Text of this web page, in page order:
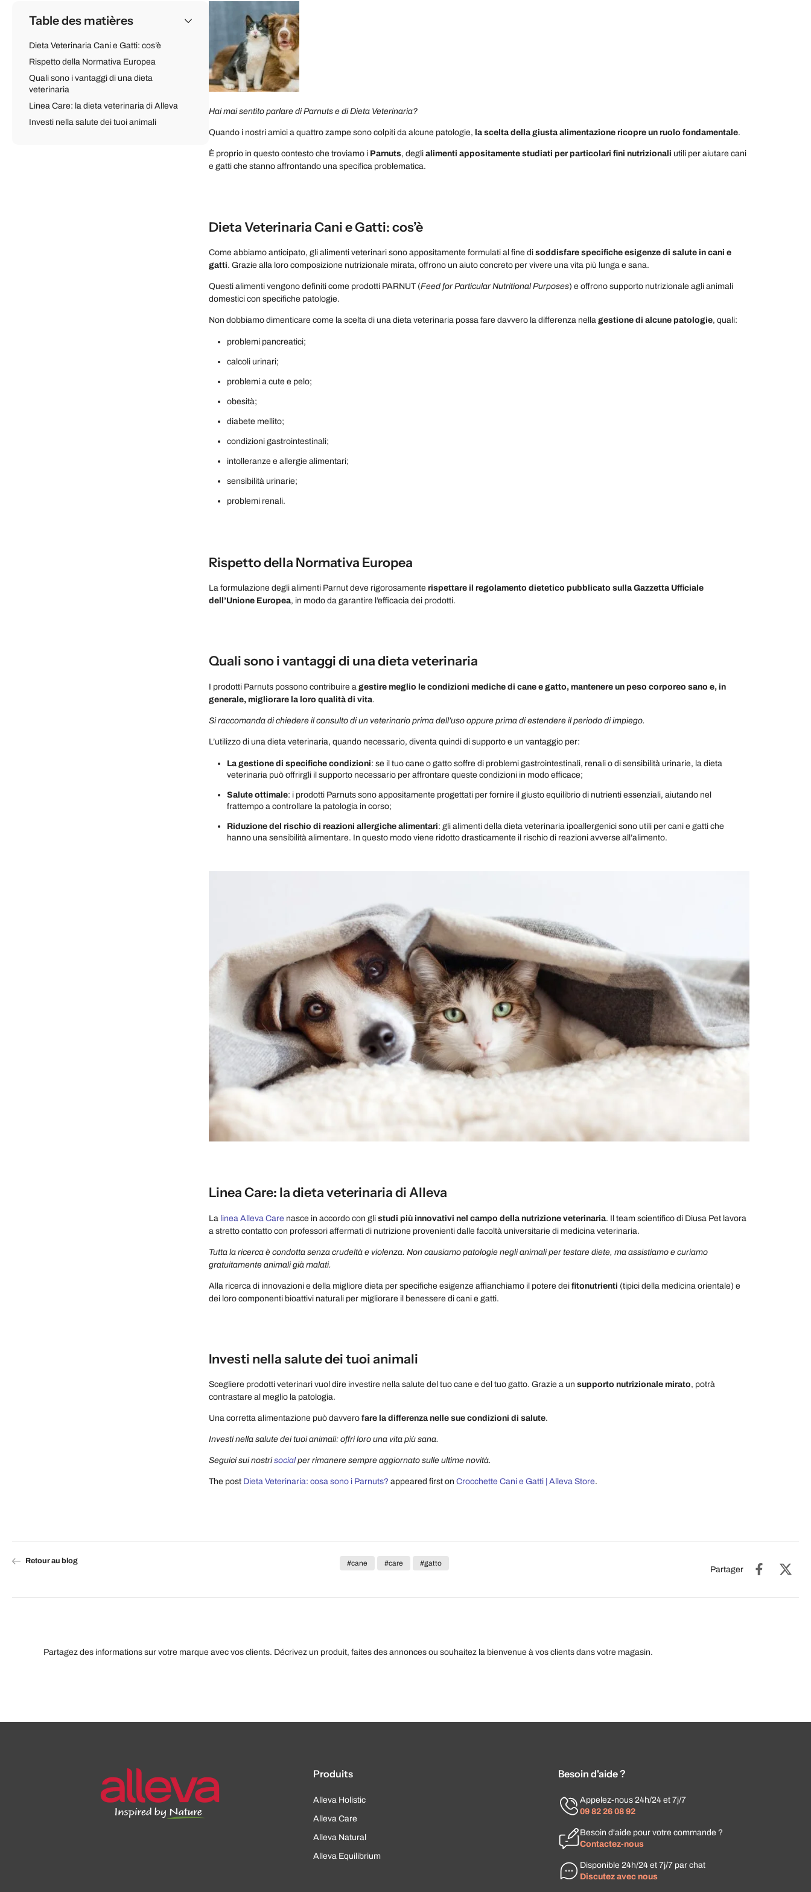
Table des matières
Dieta Veterinaria Cani e Gatti: cos’è
Rispetto della Normativa Europea
Quali sono i vantaggi di una dieta
veterinaria
Linea Care: la dieta veterinaria di Alleva
Investi nella salute dei tuoi animali
Hai mai sentito parlare di Parnuts e di Dieta Veterinaria?
Quando i nostri amici a quattro zampe sono colpiti da alcune patologie, la scelta della giusta alimentazione ricopre un ruolo fondamentale.
È proprio in questo contesto che troviamo i Parnuts, degli alimenti appositamente studiati per particolari fini nutrizionali utili per aiutare cani
e gatti che stanno affrontando una specifica problematica.
Dieta Veterinaria Cani e Gatti: cos’è
Come abbiamo anticipato, gli alimenti veterinari sono appositamente formulati al fine di soddisfare specifiche esigenze di salute in cani e
gatti. Grazie alla loro composizione nutrizionale mirata, offrono un aiuto concreto per vivere una vita più lunga e sana.
Questi alimenti vengono definiti come prodotti PARNUT (Feed for Particular Nutritional Purposes) e offrono supporto nutrizionale agli animali
domestici con specifiche patologie.
Non dobbiamo dimenticare come la scelta di una dieta veterinaria possa fare davvero la differenza nella gestione di alcune patologie, quali:
problemi pancreatici;
calcoli urinari;
problemi a cute e pelo;
obesità;
diabete mellito;
condizioni gastrointestinali;
intolleranze e allergie alimentari;
sensibilità urinarie;
problemi renali.
Rispetto della Normativa Europea
La formulazione degli alimenti Parnut deve rigorosamente rispettare il regolamento dietetico pubblicato sulla Gazzetta Ufficiale
dell’Unione Europea, in modo da garantire l’efficacia dei prodotti.
Quali sono i vantaggi di una dieta veterinaria
I prodotti Parnuts possono contribuire a gestire meglio le condizioni mediche di cane e gatto, mantenere un peso corporeo sano e, in
generale, migliorare la loro qualità di vita.
Si raccomanda di chiedere il consulto di un veterinario prima dell’uso oppure prima di estendere il periodo di impiego.
L’utilizzo di una dieta veterinaria, quando necessario, diventa quindi di supporto e un vantaggio per:
La gestione di specifiche condizioni: se il tuo cane o gatto soffre di problemi gastrointestinali, renali o di sensibilità urinarie, la dieta
veterinaria può offrirgli il supporto necessario per affrontare queste condizioni in modo efficace;
Salute ottimale: i prodotti Parnuts sono appositamente progettati per fornire il giusto equilibrio di nutrienti essenziali, aiutando nel
frattempo a controllare la patologia in corso;
Riduzione del rischio di reazioni allergiche alimentari: gli alimenti della dieta veterinaria ipoallergenici sono utili per cani e gatti che
hanno una sensibilità alimentare. In questo modo viene ridotto drasticamente il rischio di reazioni avverse all’alimento.
Linea Care: la dieta veterinaria di Alleva
La linea Alleva Care nasce in accordo con gli studi più innovativi nel campo della nutrizione veterinaria. Il team scientifico di Diusa Pet lavora
a stretto contatto con professori affermati di nutrizione provenienti dalle facoltà universitarie di medicina veterinaria.
Tutta la ricerca è condotta senza crudeltà e violenza. Non causiamo patologie negli animali per testare diete, ma assistiamo e curiamo
gratuitamente animali già malati.
Alla ricerca di innovazioni e della migliore dieta per specifiche esigenze affianchiamo il potere dei fitonutrienti (tipici della medicina orientale) e
dei loro componenti bioattivi naturali per migliorare il benessere di cani e gatti.
Investi nella salute dei tuoi animali
Scegliere prodotti veterinari vuol dire investire nella salute del tuo cane e del tuo gatto. Grazie a un supporto nutrizionale mirato, potrà
contrastare al meglio la patologia.
Una corretta alimentazione può davvero fare la differenza nelle sue condizioni di salute.
Investi nella salute dei tuoi animali: offri loro una vita più sana.
Seguici sui nostrisocialper rimanere sempre aggiornato sulle ultime novità.
The post Dieta Veterinaria: cosa sono i Parnuts? appeared first on Crocchette Cani e Gatti | Alleva Store.
Retour au blog #cane #care #gatto
Partager
Partagez des informations sur votre marque avec vos clients. Décrivez un produit, faites des annonces ou souhaitez la bienvenue à vos clients dans votre magasin.
Produits
Alleva Holistic
Alleva Care
Alleva Natural
Alleva Equilibrium
Besoin d'aide ?
Appelez-nous 24h/24 et 7j/7
09 82 26 08 92
Besoin d'aide pour votre commande ?
Contactez-nous
Disponible 24h/24 et 7j/7 par chat
Discutez avec nous